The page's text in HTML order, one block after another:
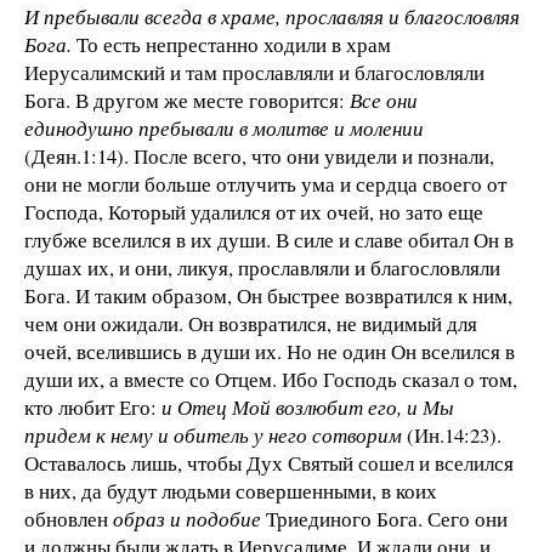
И пребывали всегда в храме, прославляя и благословляя
Бога. То есть непрестанно ходили в храм
Иерусалимский и там прославляли и благословляли
Бога. В другом же месте говорится: Все они
единодушно пребывали в молитве и молении
(Деян.1:14). После всего, что они увидели и познали,
они не могли больше отлучить ума и сердца своего от
Господа, Который удалился от их очей, но зато еще
глубже вселился в их души. В силе и славе обитал Он в
душах их, и они, ликуя, прославляли и благословляли
Бога. И таким образом, Он быстрее возвратился к ним,
чем они ожидали. Он возвратился, не видимый для
очей, вселившись в души их. Но не один Он вселился в
души их, а вместе со Отцем. Ибо Господь сказал о том,
кто любит Его: и Отец Мой возлюбит его, и Мы
придем к нему и обитель у него сотворим(Ин.14:23).
Оставалось лишь, чтобы Дух Святый сошел и вселился
в них, да будут людьми совершенными, в коих
обновленобраз и подобиеТриединого Бога. Сего они
и должны были ждать в Иерусалиме. И ждали они, и